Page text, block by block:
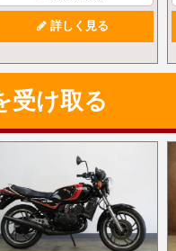
詳しく見る
受け取る